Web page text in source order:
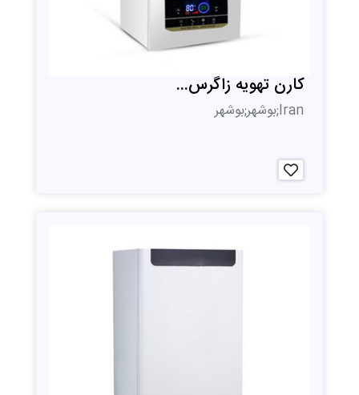
کارن تهویه زاگرس...
Iran;بوشهر;بوشهر